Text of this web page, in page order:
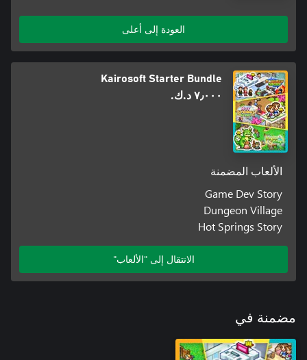
العودة إلى أعلى
Kairosoft Starter Bundle
٧٫٠٠٠ د.ك.‏
الألعاب المضمنة
Game Dev Story
Dungeon Village
Hot Springs Story
الانتقال إلى "الألعاب"
مضمنة في